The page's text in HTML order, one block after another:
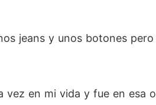
jeans y unos botones
en mi vida y fue en esa